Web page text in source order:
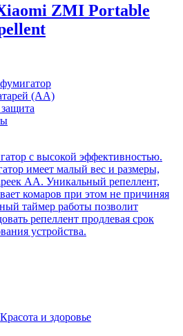
ZMI Portable
(АА)
с высокой эффективностью.
имеет малый вес и размеры,
АА. Уникальный репеллент,
комаров при этом не причиняя
таймер работы позволит
репеллент продлевая срок
устройства.
Красота и здоровье